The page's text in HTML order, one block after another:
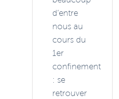
d’entre
nous au
cours du
1er
confinement
: se
retrouver